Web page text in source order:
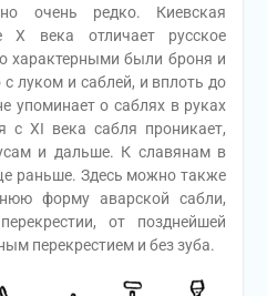
очень редко. Киевская
века отличает русское
характерными были броня и
луком и саблей, и вплоть до
упоминает о саблях в руках
с XI века сабля проникает,
и дальше. К славянам в
раньше. Здесь можно также
форму аварской сабли,
от позднейшей
перекрестием и без зуба.